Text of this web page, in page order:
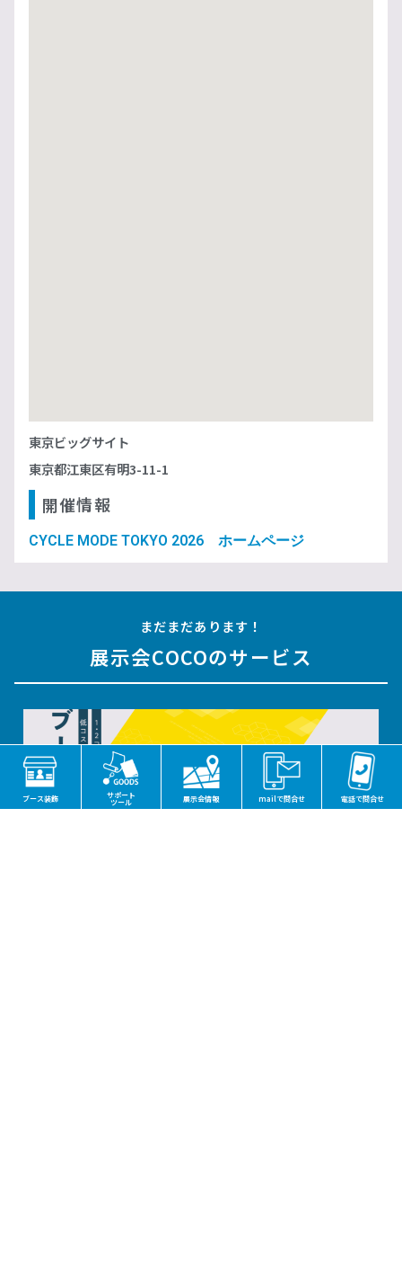
東京ビッグサイト
東京都江東区有明3-11-1
開催情報
CYCLE MODE TOKYO 2026 ホームページ
まだまだあります！
展示会COCOのサービス
ブース装飾 サポート
ツール 展示会情報 mailで問合せ 電話で問合せ